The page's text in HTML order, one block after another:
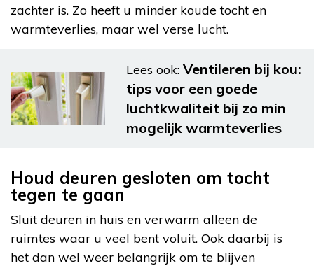
zachter is. Zo heeft u minder koude tocht en
warmteverlies, maar wel verse lucht.
Lees ook: Ventileren bij kou:
tips voor een goede
luchtkwaliteit bij zo min
mogelijk warmteverlies
Houd deuren gesloten om tocht
tegen te gaan
Sluit deuren in huis en verwarm alleen de
ruimtes waar u veel bent voluit. Ook daarbij is
het dan wel weer belangrijk om te blijven